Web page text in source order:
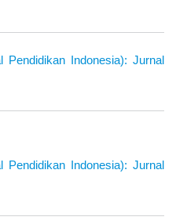
Indonesia): Jurnal
Indonesia): Jurnal